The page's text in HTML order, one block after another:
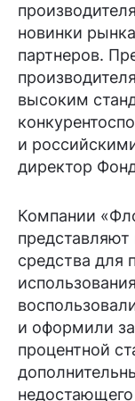
новинки
партнеров.
высоким
и
директор
Компании
средства для
и оформили
процентной